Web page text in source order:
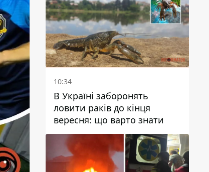
10:34
В Україні заборонять
ловити раків до кінця
вересня: що варто знати